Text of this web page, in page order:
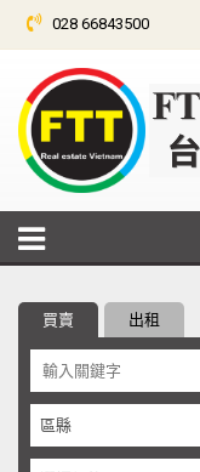
028 66843500
買賣 出租
區縣